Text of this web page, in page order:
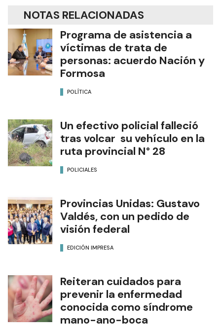
NOTAS RELACIONADAS
Programa de asistencia a
víctimas de trata de
personas: acuerdo Nación y
Formosa
POLÍTICA
Un efectivo policial falleció
tras volcar su vehículo en la
ruta provincial N° 28
POLICIALES
Provincias Unidas: Gustavo
Valdés, con un pedido de
visión federal
EDICIÓN IMPRESA
Reiteran cuidados para
prevenir la enfermedad
conocida como síndrome
mano-ano-boca